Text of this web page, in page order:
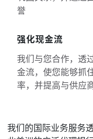
誉
强化现金流
我们与您合作，透
金流，使您能够抓
率，并提高与供应
我们的国际业务服务